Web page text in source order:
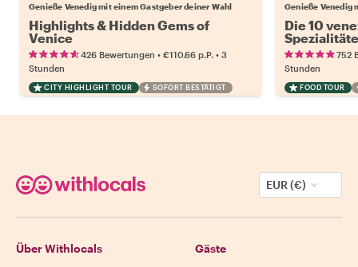
Genieße Venedig mit einem Gastgeber deiner Wahl
Highlights & Hidden Gems of
Venice
426 Bewertungen • €110.66 p.P. • 3
Stunden
CITY HIGHLIGHT TOUR SOFORT BESTÄTIGT
Genieße Venedig
Die 10
752
Stunden
FOOD TOUR
EUR (€)
Über Withlocals Gäste